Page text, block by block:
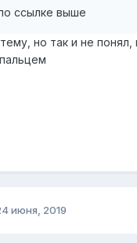
ссылке выше
но так и не понял,
июня, 2019